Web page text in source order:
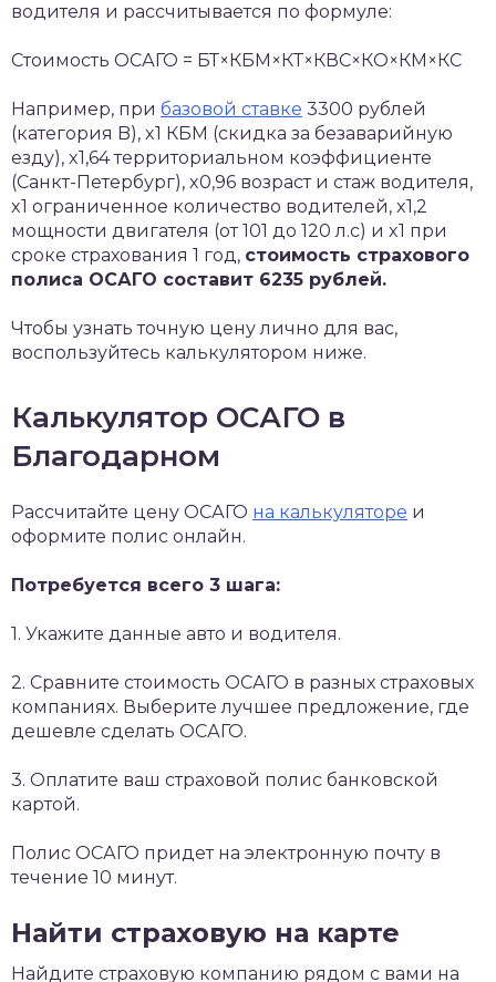
водителя и рассчитывается по формуле:
Стоимость ОСАГО = БТ×КБМ×КТ×КВС×КО×КМ×КС
Например, при базовой ставке 3300 рублей
(категория B), x1 КБМ (скидка за безаварийную
езду), x1,64 территориальном коэффициенте
(Санкт-Петербург), x0,96 возраст и стаж водителя,
x1 ограниченное количество водителей, x1,2
мощности двигателя (от 101 до 120 л.с) и x1 при
сроке страхования 1 год, стоимость страхового
полиса ОСАГО составит 6235 рублей.
Чтобы узнать точную цену лично для вас,
воспользуйтесь калькулятором ниже.
Калькулятор ОСАГО в
Благодарном
Рассчитайте цену ОСАГО на калькуляторе и
оформите полис онлайн.
Потребуется всего 3 шага:
1. Укажите данные авто и водителя.
2. Сравните стоимость ОСАГО в разных страховых
компаниях. Выберите лучшее предложение, где
дешевле сделать ОСАГО.
3. Оплатите ваш страховой полис банковской
картой.
Полис ОСАГО придет на электронную почту в
течение 10 минут.
Найти страховую на карте
Найдите страховую компанию рядом с вами на